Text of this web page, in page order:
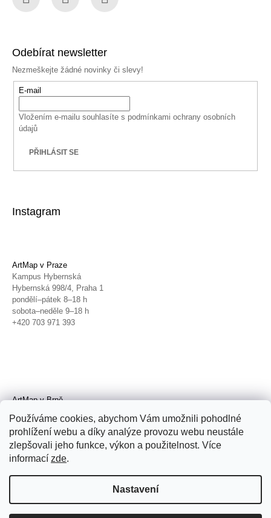
Používáme cookies, abychom Vám umožnili pohodlné
prohlížení webu a díky analýze provozu webu neustále
zlepšovali jeho funkce, výkon a použitelnost. Více
informací zde.
Nastavení
Odebírat newsletter
Nezmeškejte žádné novinky či slevy!
E-mail
Vložením e-mailu souhlasíte s podmínkami ochrany osobních
údajů
PŘIHLÁSIT SE
Instagram
ArtMap v Praze
Kampus Hybernská
Hybernská 998/4, Praha 1
pondělí–pátek 8–18 h
sobota–neděle 9–18 h
+420 703 971 393
ArtMap v Brně
Radnická 4, Brno
úterý–pátek 11–19 h
sobota 14–19 h
+420 702 152 298